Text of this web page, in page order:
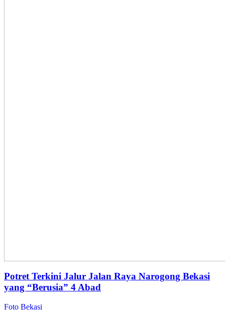
Potret Terkini Jalur Jalan Raya Narogong Bekasi
yang “Berusia” 4 Abad
Foto Bekasi